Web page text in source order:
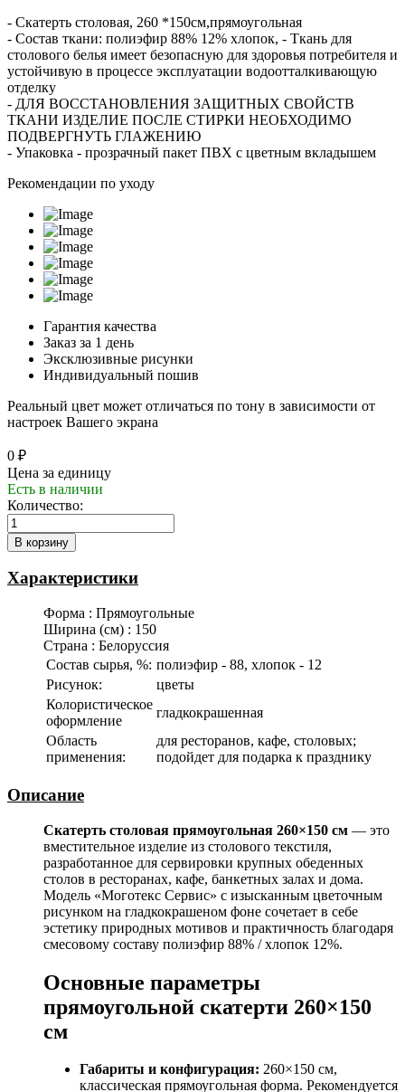
- Скатерть столовая, 260 *150см,прямоугольная
- Состав ткани: полиэфир 88% 12% хлопок, - Ткань для
столового белья имеет безопасную для здоровья потребителя и
устойчивую в процессе эксплуатации водоотталкивающую
отделку
- ДЛЯ ВОССТАНОВЛЕНИЯ ЗАЩИТНЫХ СВОЙСТВ
ТКАНИ ИЗДЕЛИЕ ПОСЛЕ СТИРКИ НЕОБХОДИМО
ПОДВЕРГНУТЬ ГЛАЖЕНИЮ
- Упаковка - прозрачный пакет ПВХ с цветным вкладышем
Рекомендации по уходу
Гарантия качества
Заказ за 1 день
Эксклюзивные рисунки
Индивидуальный пошив
Реальный цвет может отличаться по тону в зависимости от
настроек Вашего экрана
0 ₽
Цена за единицу
Есть в наличии
Количество:
Характеристики
Форма : Прямоугольные
Ширина (см) : 150
Страна : Белоруссия
Состав сырья, %: полиэфир - 88, хлопок - 12
Рисунок:
цветы
Колористическое
оформление
гладкокрашенная
Область
применения:
для ресторанов, кафе, столовых;
подойдет для подарка к празднику
Описание
Скатерть столовая прямоугольная 260×150 см — это
вместительное изделие из столового текстиля,
разработанное для сервировки крупных обеденных
столов в ресторанах, кафе, банкетных залах и дома.
Модель «Моготекс Сервис» с изысканным цветочным
рисунком на гладкокрашеном фоне сочетает в себе
эстетику природных мотивов и практичность благодаря
смесовому составу полиэфир 88% / хлопок 12%.
Основные параметры
прямоугольной скатерти 260×150
см
Габариты и конфигурация: 260×150 см,
классическая прямоугольная форма. Рекомендуется